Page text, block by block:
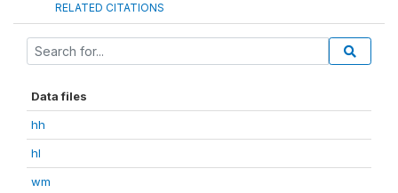
RELATED CITATIONS
Data files
hh
hl
wm